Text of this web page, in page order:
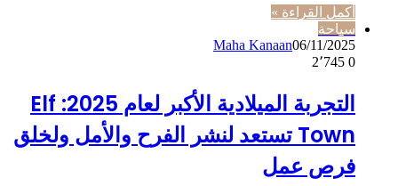
أكمل القراءة »
سياحة
Maha Kanaan06/11/2025
0
التجربة الميلادية الأكبر لعام 2025: Elf
Town تستعد لنشر الفرح والأمل ولخلق
فرص عمل